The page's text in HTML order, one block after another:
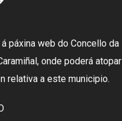
páxina web do Concello da
onde poderá atopar
relativa a este municipio.